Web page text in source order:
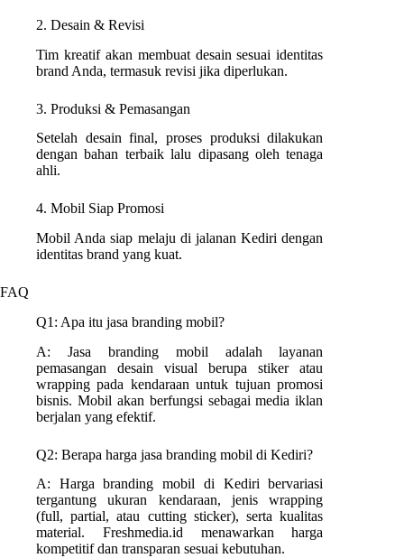
2. Desain & Revisi
Tim kreatif akan membuat desain sesuai identitas
brand Anda, termasuk revisi jika diperlukan.
3. Produksi & Pemasangan
Setelah desain final, proses produksi dilakukan
dengan bahan terbaik lalu dipasang oleh tenaga
ahli.
4. Mobil Siap Promosi
Mobil Anda siap melaju di jalanan Kediri dengan
identitas brand yang kuat.
FAQ
Q1: Apa itu jasa branding mobil?
A: Jasa branding mobil adalah layanan
pemasangan desain visual berupa stiker atau
wrapping pada kendaraan untuk tujuan promosi
bisnis. Mobil akan berfungsi sebagai media iklan
berjalan yang efektif.
Q2: Berapa harga jasa branding mobil di Kediri?
A: Harga branding mobil di Kediri bervariasi
tergantung ukuran kendaraan, jenis wrapping
(full, partial, atau cutting sticker), serta kualitas
material. Freshmedia.id menawarkan harga
kompetitif dan transparan sesuai kebutuhan.